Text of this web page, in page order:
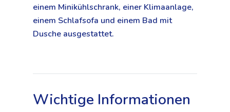
einem Minikühlschrank, einer Klimaanlage,
einem Schlafsofa und einem Bad mit
Dusche ausgestattet.
Wichtige Informationen